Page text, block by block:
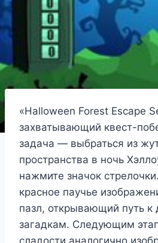
«Halloween Forest Escape
захватывающий квест-
задача — выбраться из
пространства в ночь
нажмите значок
красное паучье
пазл, открывающий путь
загадкам. Следующим